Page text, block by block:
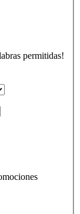
permitidas!